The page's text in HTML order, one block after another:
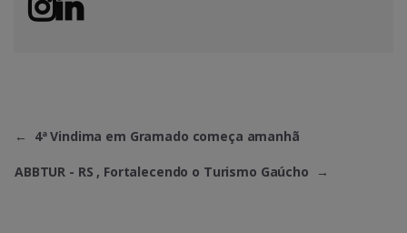
← 4ª Vindima em Gramado começa amanhã
ABBTUR - RS , Fortalecendo o Turismo Gaúcho →